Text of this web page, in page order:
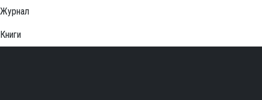
Журнал
Книги